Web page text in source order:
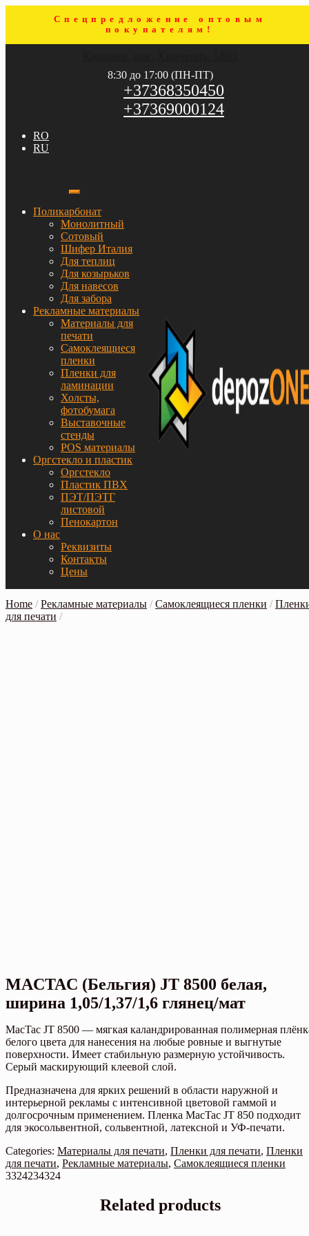
Спецпредложение оптовым
покупателям!
8:30 до 17:00 (ПН-ПТ)
+37368350450
+37369000124
RO
RU
Поликарбонат
Монолитный
Сотовый
Шифер Италия
Для теплиц
Для козырьков
Для навесов
Для забора
Рекламные материалы
Материалы для
печати
Самоклеящиеся
пленки
Пленки для
ламинации
Холсты,
фотобумага
Выставочные
стенды
POS материалы
Оргстекло и пластик
Оргстекло
Пластик ПВХ
ПЭТ/ПЭТГ
листовой
Пенокартон
О нас
Реквизиты
Контакты
Цены
Home /Рекламные материалы /Самоклеящиеся пленки /
для печати /
MACTAC (Бельгия) JT 8500 белая,
ширина 1,05/1,37/1,6 глянец/мат
MacTac JT 8500 — мягкая каландрированная полимерная
белого цвета для нанесения на любые ровные и выгнутые
поверхности. Имеет стабильную размерную устойчивость.
Серый маскирующий клеевой слой.
Предназначена для ярких решений в области наружной и
интерьерной рекламы с интенсивной цветовой гаммой и
долгосрочным применением. Пленка MacTac JT 850 подходит
для экосольвентной, сольвентной, латексной и УФ-печати.
Categories: Материалы для печати, Пленки для печати, Пленки
для печати, Рекламные материалы, Самоклеящиеся пленки
3324234324
Related products